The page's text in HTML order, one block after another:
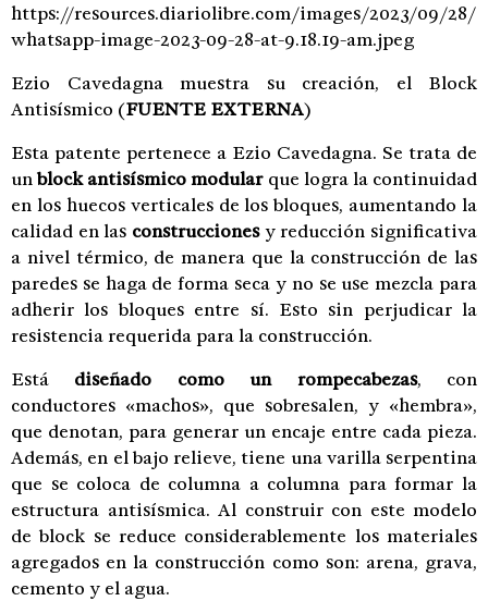
https://resources.diariolibre.com/images/2023/09/28/
whatsapp-image-2023-09-28-at-9.18.19-am.jpeg
Ezio Cavedagna muestra su creación, el Block
Antisísmico (FUENTE EXTERNA)
Esta patente pertenece a Ezio Cavedagna. Se trata de
unblock antisísmico modularque logra la continuidad
en los huecos verticales de los bloques, aumentando la
calidad en las construccionesy reducción significativa
a nivel térmico, de manera que la construcción de las
paredes se haga de forma seca y no se use mezcla para
adherir los bloques entre sí. Esto sin perjudicar la
resistencia requerida para la construcción.
Está diseñado como un rompecabezas, con
conductores «machos», que sobresalen, y «hembra»,
que denotan, para generar un encaje entre cada pieza.
Además, en el bajo relieve, tiene una varilla serpentina
que se coloca de columna a columna para formar la
estructura antisísmica. Al construir con este modelo
de block se reduce considerablemente los materiales
agregados en la construcción como son: arena, grava,
cemento y el agua.